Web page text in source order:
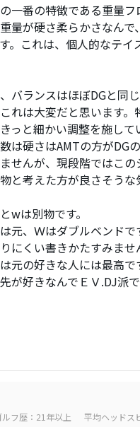
一番の特徴である重量
量が硬さ柔らかさなん
。これは、個人的なテイ
バランスはほぼDGと同
れは大変だと思います
っと細かい調整を施して
は硬さはAMTの方がDG
せんが、現段階ではこ
と考えた方が良さそうな
wは別物です。
元、Ｗはダブルベンドで
にくい書きかたすみませ
元の好きな人には最高で
が好きなんでＥＶ.DJ派
ルフ歴：21年以上 平均ヘッドス